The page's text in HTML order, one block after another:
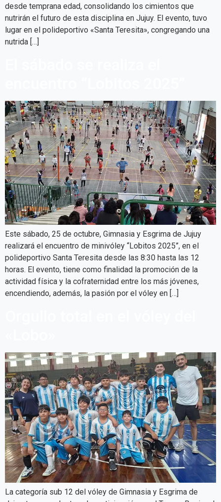
desde temprana edad, consolidando los cimientos que
nutrirán el futuro de esta disciplina en Jujuy. El evento, tuvo
lugar en el polideportivo «Santa Teresita», congregando una
nutrida […]
Este sábado, 25 de octubre, Gimnasia y Esgrima de Jujuy
realizará el encuentro de minivóley “Lobitos 2025”, en el
polideportivo Santa Teresita desde las 8:30 hasta las 12
horas. El evento, tiene como finalidad la promoción de la
actividad física y la cofraternidad entre los más jóvenes,
encendiendo, además, la pasión por el vóley en […]
La categoría sub 12 del vóley de Gimnasia y Esgrima de